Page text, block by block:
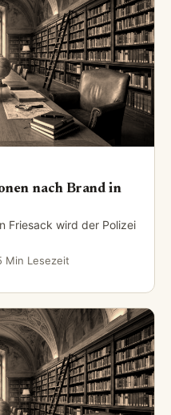
nach Brand in
Friesack wird der Polizei
Min Lesezeit